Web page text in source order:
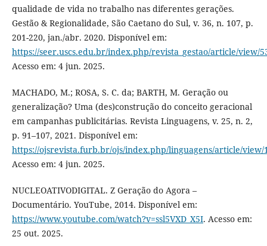
qualidade de vida no trabalho nas diferentes gerações.
Gestão & Regionalidade, São Caetano do Sul, v. 36, n. 107, p.
201-220, jan./abr. 2020. Disponível em:
https://seer.uscs.edu.br/index.php/revista_gestao/article/view/
Acesso em: 4 jun. 2025.
MACHADO, M.; ROSA, S. C. da; BARTH, M. Geração ou
generalização? Uma (des)construção do conceito geracional
em campanhas publicitárias. Revista Linguagens, v. 25, n. 2,
p. 91–107, 2021. Disponível em:
https://ojsrevista.furb.br/ojs/index.php/linguagens/article/view/
Acesso em: 4 jun. 2025.
NUCLEOATIVODIGITAL. Z Geração do Agora –
Documentário. YouTube, 2014. Disponível em:
https://www.youtube.com/watch?v=ssl5VXD_X5I. Acesso em:
25 out. 2025.